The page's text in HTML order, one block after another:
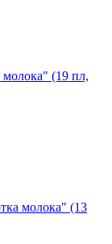
(19 пл,
молока" (13